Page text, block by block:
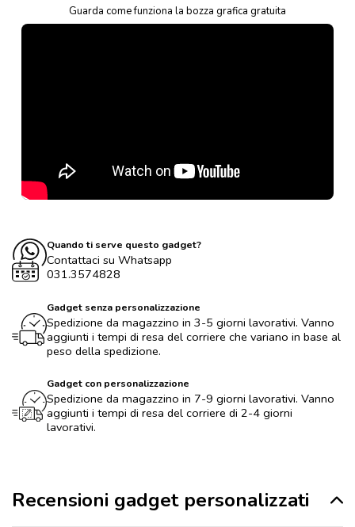
Guarda come funziona la bozza grafica gratuita
Quando ti serve questo gadget?
Contattaci su Whatsapp
031.3574828
Gadget senza personalizzazione
Spedizione da magazzino in 3-5 giorni lavorativi. Vanno
aggiunti i tempi di resa del corriere che variano in base al
peso della spedizione.
Gadget con personalizzazione
Spedizione da magazzino in 7-9 giorni lavorativi. Vanno
aggiunti i tempi di resa del corriere di 2-4 giorni
lavorativi.
Recensioni gadget personalizzati